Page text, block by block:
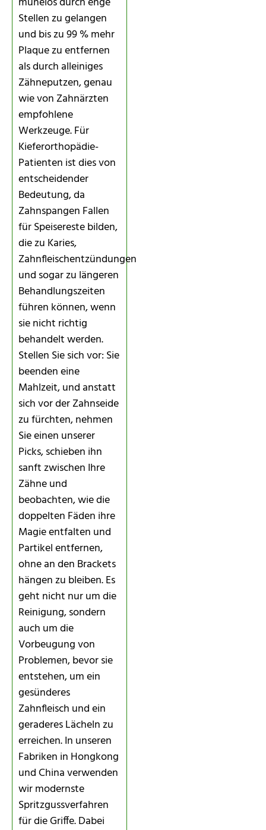
Stellen zu gelangen
und bis zu 99 % mehr
Plaque zu entfernen
als durch alleiniges
Zähneputzen, genau
wie von Zahnärzten
empfohlene
Werkzeuge. Für
Kieferorthopädie-
Patienten ist dies von
entscheidender
Bedeutung, da
Zahnspangen Fallen
für Speisereste bilden,
die zu Karies,
Zahnfleischentzündungen
und sogar zu längeren
Behandlungszeiten
führen können, wenn
sie nicht richtig
behandelt werden.
Stellen Sie sich vor: Sie
beenden eine
Mahlzeit, und anstatt
sich vor der Zahnseide
zu fürchten, nehmen
Sie einen unserer
Picks, schieben ihn
sanft zwischen Ihre
Zähne und
beobachten, wie die
doppelten Fäden ihre
Magie entfalten und
Partikel entfernen,
ohne an den Brackets
hängen zu bleiben. Es
geht nicht nur um die
Reinigung, sondern
auch um die
Vorbeugung von
Problemen, bevor sie
entstehen, um ein
gesünderes
Zahnfleisch und ein
geraderes Lächeln zu
erreichen. In unseren
Fabriken in Hongkong
und China verwenden
wir modernste
Spritzgussverfahren
für die Griffe. Dabei